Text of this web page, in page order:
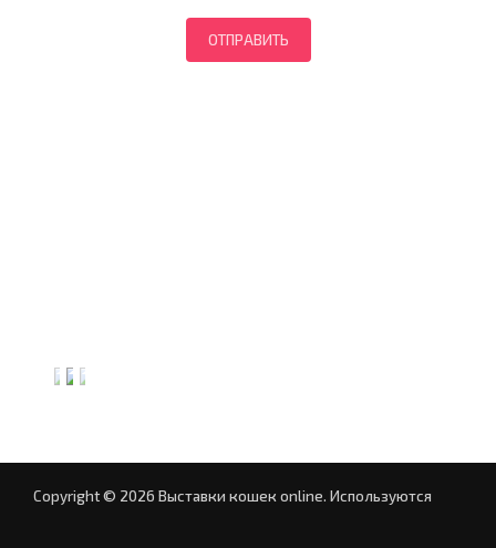
Copyright © 2026 Выставки кошек online. Используются